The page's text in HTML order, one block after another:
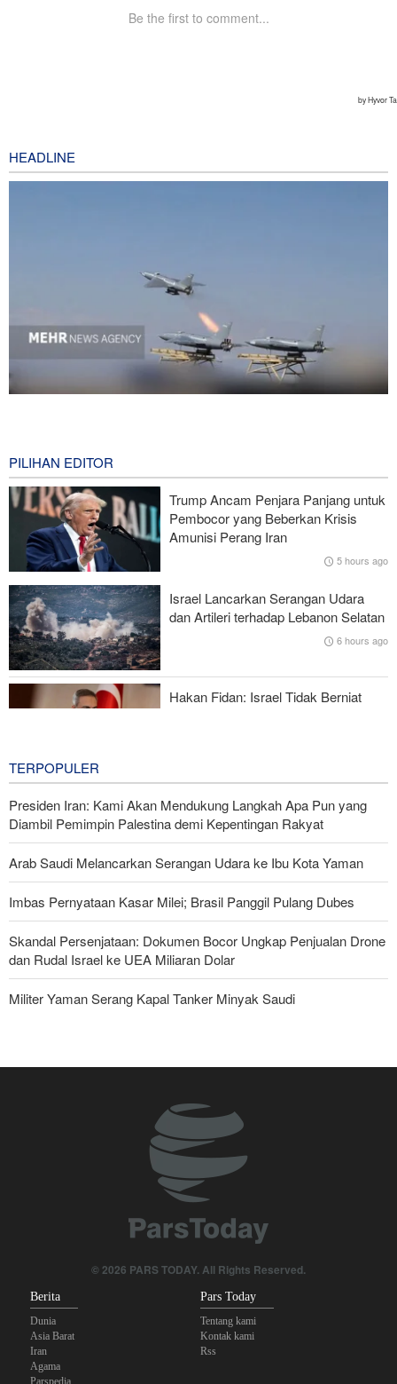
HEADLINE
Brigjen Akrami Nia: Artesh dalam Kondisi Siaga Penuh
Foreign Policy: Riyadh Terjepit di Antara Iran dan Ansarullah,
Kebijakan Ini Gagal
Brigjen Ebnolreza: Teknologi Iran Lebih Unggul daripada Sistem
Impor Mana Pun di Kawasan
Mengapa AS Nyaris Kehabisan Senjata dalam perang melawan
Iran?
PILIHAN EDITOR
Trump Ancam Penjara Panjang untuk
Pembocor yang Beberkan Krisis
Amunisi Perang Iran
5 hours ago
Israel Lancarkan Serangan Udara
dan Artileri terhadap Lebanon Selatan
6 hours ago
Hakan Fidan: Israel Tidak Berniat
TERPOPULER
Presiden Iran: Kami Akan Mendukung Langkah Apa Pun yang
Diambil Pemimpin Palestina demi Kepentingan Rakyat
Arab Saudi Melancarkan Serangan Udara ke Ibu Kota Yaman
Imbas Pernyataan Kasar Milei; Brasil Panggil Pulang Dubes
Skandal Persenjataan: Dokumen Bocor Ungkap Penjualan Drone
dan Rudal Israel ke UEA Miliaran Dolar
Militer Yaman Serang Kapal Tanker Minyak Saudi
Legislator Iran: AS Akan Segera Diusir dari Kawasan dan Semua
Dua Orang di UEA Ditahan karena Sebarkan Foto Ledakan Jebel
© 2026 PARS TODAY. All Rights Reserved.
Berita
Dunia
Asia Barat
Iran
Agama
Parspedia
Pars Today
Tentang kami
Kontak kami
Rss